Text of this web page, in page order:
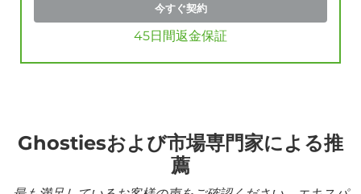
今すぐ契約
45日間返金保証
Ghostiesおよび市場専門家による推
薦